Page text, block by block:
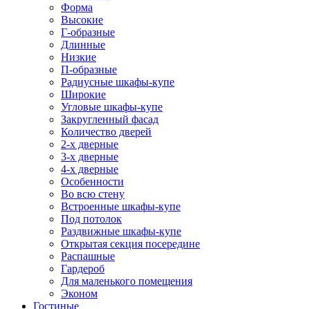
Форма
Высокие
Г-образные
Длинные
Низкие
П-образные
Радиусные шкафы-купе
Широкие
Угловые шкафы-купе
Закругленный фасад
Количество дверей
2-х дверные
3-х дверные
4-х дверные
Особенности
Во всю стену
Встроенные шкафы-купе
Под потолок
Раздвижные шкафы-купе
Открытая секция посередине
Распашные
Гардероб
Для маленького помещения
Эконом
Гостиные